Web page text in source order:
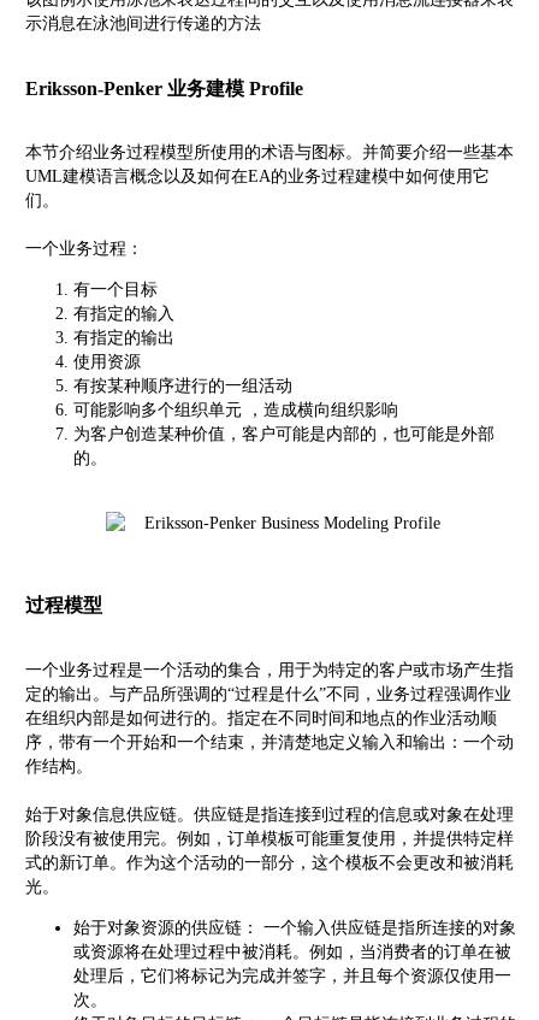
示消息在泳池间进行传递的方法
Eriksson-Penker 业务建模 Profile
本节介绍业务过程模型所使用的术语与图标。并简要介绍一些基本
UML建模语言概念以及如何在EA的业务过程建模中如何使用它
们。
一个业务过程：
有一个目标
有指定的输入
有指定的输出
使用资源
有按某种顺序进行的一组活动
可能影响多个组织单元 ，造成横向组织影响
为客户创造某种价值，客户可能是内部的，也可能是外部
的。
过程模型
一个业务过程是一个活动的集合，用于为特定的客户或市场产生指
定的输出。与产品所强调的“过程是什么”不同，业务过程强调作业
在组织内部是如何进行的。指定在不同时间和地点的作业活动顺
序，带有一个开始和一个结束，并清楚地定义输入和输出：一个动
作结构。
始于对象信息供应链。供应链是指连接到过程的信息或对象在处理
阶段没有被使用完。例如，订单模板可能重复使用，并提供特定样
式的新订单。作为这个活动的一部分，这个模板不会更改和被消耗
光。
始于对象资源的供应链： 一个输入供应链是指所连接的对象
或资源将在处理过程中被消耗。例如，当消费者的订单在被
处理后，它们将标记为完成并签字，并且每个资源仅使用一
次。